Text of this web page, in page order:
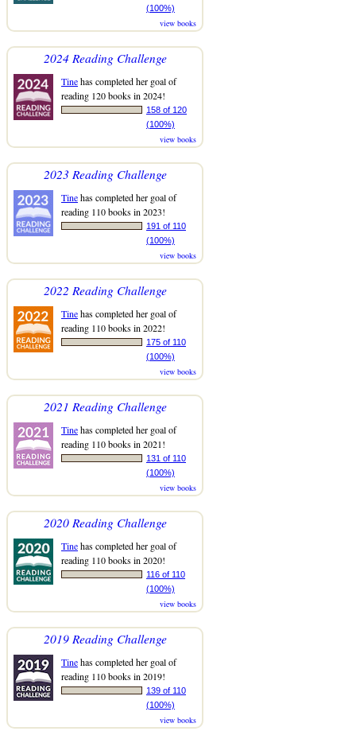
(100%)
view books
2024 Reading Challenge
Tinehas completed her goal of
reading 120 books in 2024!
158 of 120
(100%)
view books
2023 Reading Challenge
Tinehas completed her goal of
reading 110 books in 2023!
191 of 110
(100%)
view books
2022 Reading Challenge
Tinehas completed her goal of
reading 110 books in 2022!
175 of 110
(100%)
view books
2021 Reading Challenge
Tinehas completed her goal of
reading 110 books in 2021!
131 of 110
(100%)
view books
2020 Reading Challenge
Tinehas completed her goal of
reading 110 books in 2020!
116 of 110
(100%)
view books
2019 Reading Challenge
Tinehas completed her goal of
reading 110 books in 2019!
139 of 110
(100%)
view books